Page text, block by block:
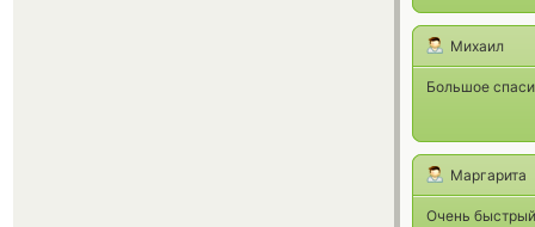
Михаил
Большое
Маргарита
Очень